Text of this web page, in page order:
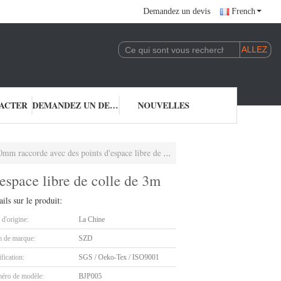
Demandez un devis French
DEMANDEZ UN DEVIS NOUVELLES
avec des points d'espace libre de colle de 3m
libre de colle de 3m
sur le produit:
d'origine: La Chine
de marque: SZD
SGS / Oeko-Tex / ISO9001
de modèle: BJP005